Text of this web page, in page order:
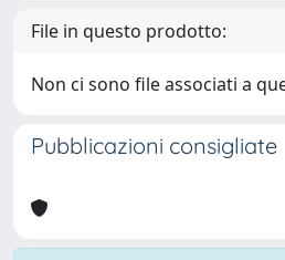
File in questo prodotto:
Non ci sono file associati a
Pubblicazioni consigliate